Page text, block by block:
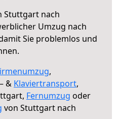
Stuttgart nach
Umzug nach
Sie problemlos und
,
– & Klaviertransport,
Fernumzug oder
von Stuttgart nach